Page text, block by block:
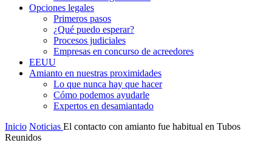
Opciones legales
Primeros pasos
¿Qué puedo esperar?
Procesos judiciales
Empresas en concurso de acreedores
EEUU
Amianto en nuestras proximidades
Lo que nunca hay que hacer
Cómo podemos ayudarle
Expertos en desamiantado
Inicio Noticias El contacto con amianto fue habitual en Tubos
Reunidos